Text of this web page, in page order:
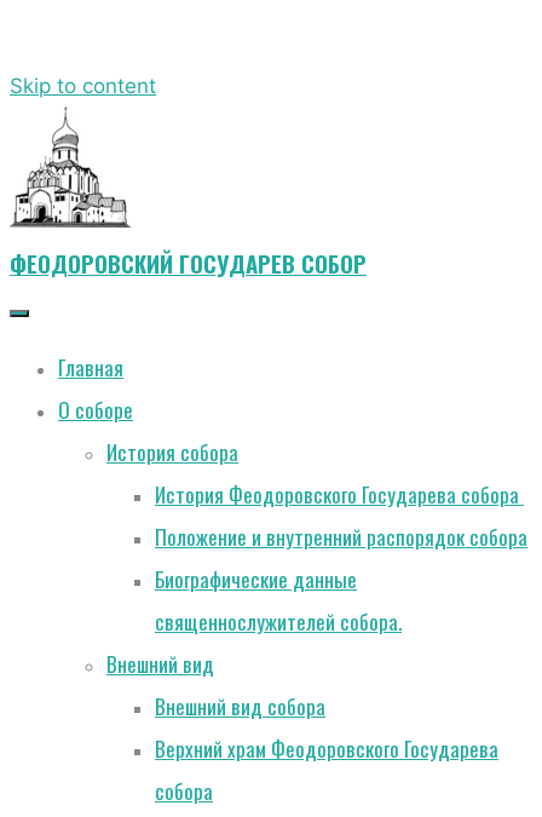
Skip to content
ФЕОДОРОВСКИЙ ГОСУДАРЕВ СОБОР
Главная
О соборе
История собора
История Феодоровского Государева собора
Положение и внутренний распорядок собора
Биографические данные
священнослужителей собора.
Внешний вид
Внешний вид собора
Верхний храм Феодоровского Государева
собора